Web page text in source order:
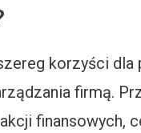
korzyści
firmą.
finansowych,